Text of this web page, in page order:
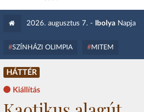
2026. augusztus 7. - Ibolya Napja
SZÍNHÁZI OLIMPIA MITEM
HÁTTÉR
Kiállítás